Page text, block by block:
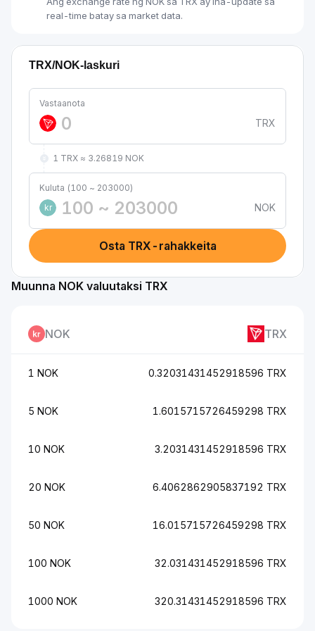
real-time batay sa market data.
TRX/NOK-laskuri
Vastaanota
TRX
1 TRX ≈ 3.26819 NOK
Kuluta (100 ~ 203000)
kr
NOK
Osta TRX-rahakkeita
Muunna NOK valuutaksi TRX
NOK TRX
1 NOK 0.32031431452918596 TRX
5 NOK 1.6015715726459298 TRX
10 NOK 3.2031431452918596 TRX
20 NOK 6.4062862905837192 TRX
50 NOK 16.015715726459298 TRX
100 NOK 32.031431452918596 TRX
1000 NOK 320.31431452918596 TRX